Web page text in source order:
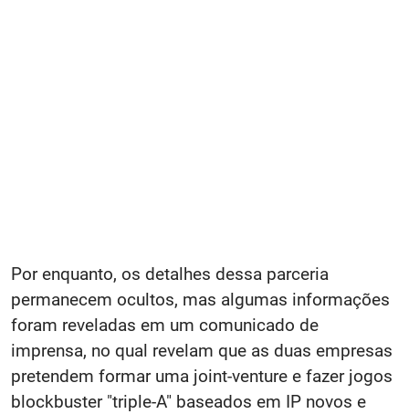
Por enquanto, os detalhes dessa parceria
permanecem ocultos, mas algumas informações
foram reveladas em um comunicado de
imprensa, no qual revelam que as duas empresas
pretendem formar uma joint-venture e fazer jogos
blockbuster "triple-A" baseados em IP novos e